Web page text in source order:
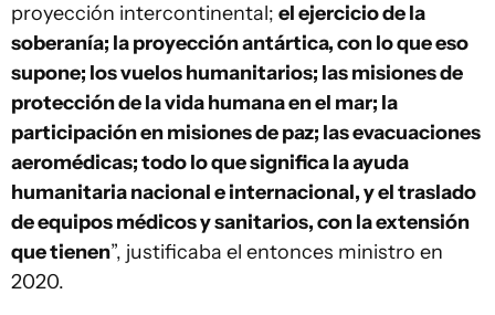
proyección intercontinental; el ejercicio de la
soberanía; la proyección antártica, con lo que eso
supone; los vuelos humanitarios; las misiones de
protección de la vida humana en el mar; la
participación en misiones de paz; las evacuaciones
aeromédicas; todo lo que significa la ayuda
humanitaria nacional e internacional, y el traslado
de equipos médicos y sanitarios, con la extensión
que tienen”, justificaba el entonces ministro en
2020.